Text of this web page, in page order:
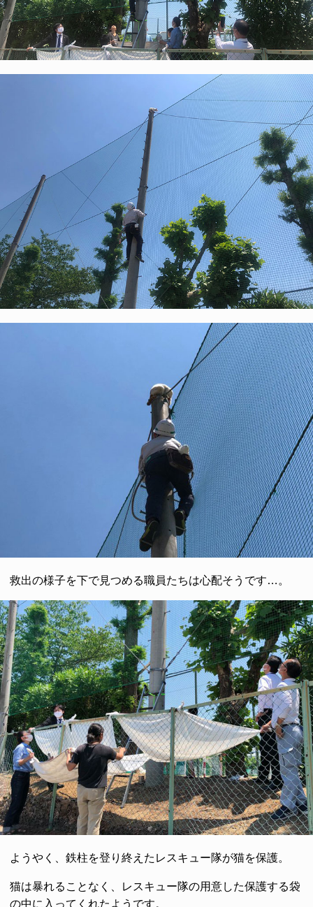
救出の様子を下で見つめる職員たちは心配そうです…。
ようやく、鉄柱を登り終えたレスキュー隊が猫を保護。
猫は暴れることなく、レスキュー隊の用意した保護する袋
の中に入ってくれたようです。